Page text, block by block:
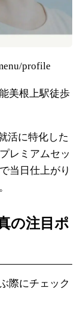
profile
美根上駅徒歩
活に特化した
レミアムセッ
当日仕上がり
の注目ポ
際にチェック